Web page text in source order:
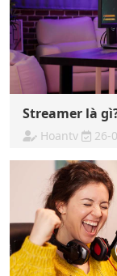
Streamer là
Hoantv 26-